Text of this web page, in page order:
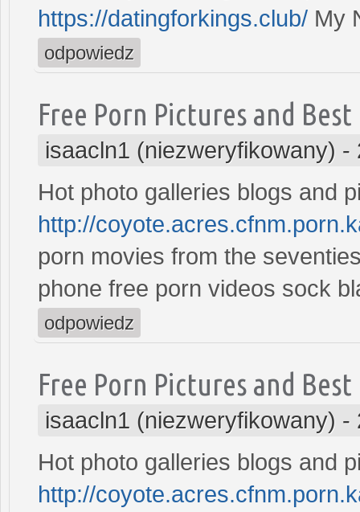
https://datingforkings.club/ My
odpowiedz
Free Porn Pictures and Best
isaacln1 (niezweryfikowany) -
Hot photo galleries blogs and
http://
porn movies from the
phone free porn videos sock
odpowiedz
Free Porn Pictures and Best
isaacln1 (niezweryfikowany) -
Hot photo galleries blogs and
http://